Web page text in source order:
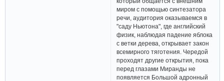
миром с помощью синтезатора
речи, аудитория оказываемся в
"саду Ньютона", где английский
физик, наблюдая падение яблока
с ветки дерева, открывает закон
всемирного тяготения. Чередой
проходят другие открытия, пока
перед глазами Миранды не
появляется Большой адронный